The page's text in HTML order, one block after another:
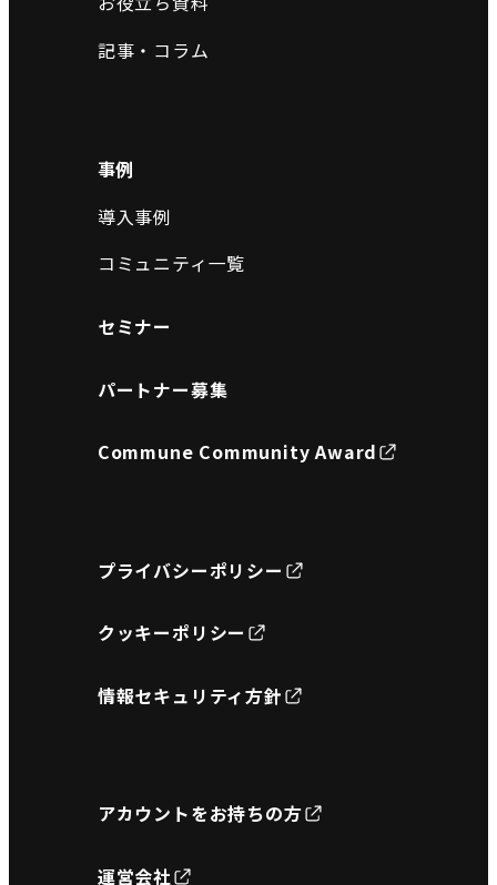
記事・コラム
事例
導入事例
コミュニティ一覧
セミナー
パートナー募集
Commune Community Award
プライバシーポリシー
クッキーポリシー
情報セキュリティ方針
アカウントをお持ちの方
運営会社